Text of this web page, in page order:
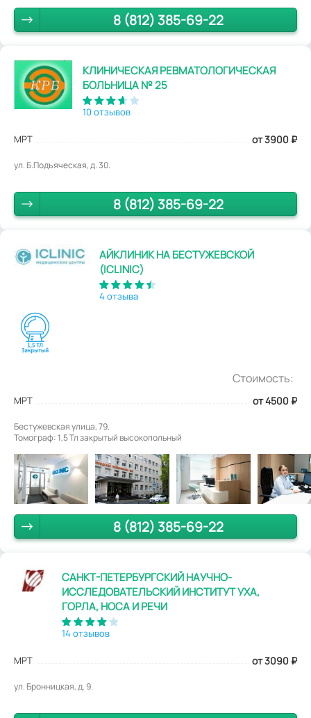
8 (812) 385-69-22
КЛИНИЧЕСКАЯ РЕВМАТОЛОГИЧЕСКАЯ
БОЛЬНИЦА № 25
10 отзывов
МРТ от 3900 ₽
ул. Б.Подъяческая, д. 30.
8 (812) 385-69-22
АЙКЛИНИК НА БЕСТУЖЕВСКОЙ
(ICLINIC)
4 отзыва
Стоимость:
МРТ от 4500 ₽
Бестужевская улица, 79.
Томограф: 1,5 Тл закрытый высокопольный
8 (812) 385-69-22
САНКТ-ПЕТЕРБУРГСКИЙ НАУЧНО-
ИССЛЕДОВАТЕЛЬСКИЙ ИНСТИТУТ УХА,
ГОРЛА, НОСА И РЕЧИ
14 отзывов
МРТ от 3090 ₽
ул. Бронницкая, д. 9.